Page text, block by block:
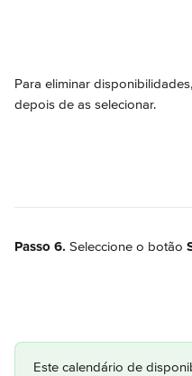
Para eliminar
depois de as selecionar.
Passo 6. Seleccione o botão
Este calendário de